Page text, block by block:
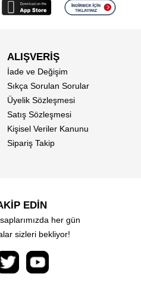
ALIŞVERİŞ
İade ve Değişim
Sıkça Sorulan Sorular
Üyelik Sözleşmesi
Satış Sözleşmesi
Kişisel Veriler Kanunu
Sipariş Takip
EDİN
her gün
sizleri bekliyor!